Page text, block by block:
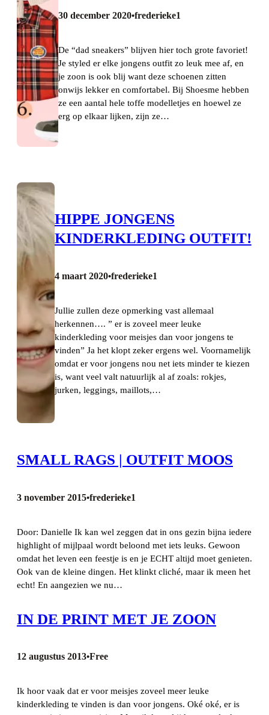
30 december 2020•frederieke1
De “dad sneakers” blijven hier toch grote favoriet!
Je styled er elke jongens outfit zo leuk mee af, en
je zoon is ook blij want deze schoenen zitten
onwijs lekker en comfortabel. Bij Shoesme hebben
ze een aantal hele toffe modelletjes en hoewel ze
erg op elkaar lijken, zijn ze…
HIPPE JONGENS
KINDERKLEDING OUTFIT!
4 maart 2020•frederieke1
Jullie zullen deze opmerking vast allemaal
herkennen…. ” er is zoveel meer leuke
kinderkleding voor meisjes dan voor jongens te
vinden” Ja het klopt zeker ergens wel. Voornamelijk
omdat er voor jongens nou net iets minder te kiezen
is, want veel valt natuurlijk al af zoals: rokjes,
jurken, leggings, maillots,…
SMALL RAGS | OUTFIT MOOS
3 november 2015•frederieke1
Door: Danielle Ik kan wel zeggen dat in ons gezin bijna iedere
highlight of mijlpaal wordt beloond met iets leuks. Gewoon
omdat het leven een feestje is en je ECHT altijd moet genieten.
Ook van de kleine dingen. Het klinkt cliché, maar ik meen het
echt! En aangezien we nu…
IN DE PRINT MET JE ZOON
12 augustus 2013•Free
Ik hoor vaak dat er voor meisjes zoveel meer leuke
kinderkleding te vinden is dan voor jongens. Oké oké, er is